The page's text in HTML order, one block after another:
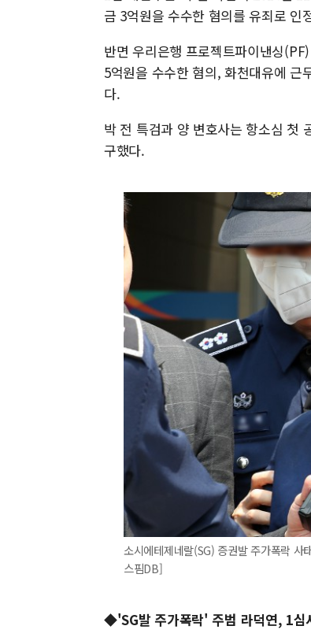
금 3억원을 수수한 혐의를 유죄로 인
반면 우리은행 프로젝트파이낸싱
5억원을 수수한 혐의, 화천대유에 근
다.
박 전 특검과 양 변호사는 항소심 첫
구했다.
소시에테제네랄(SG) 증권발 주가폭락 사
스핌DB]
◆'SG발 주가폭락' 주범 라덕연, 1심